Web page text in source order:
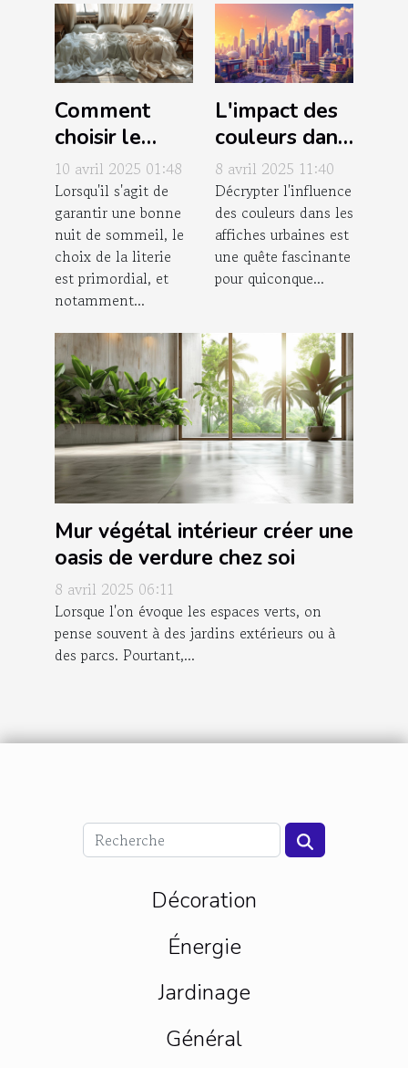
Comment
choisir le
meilleur
grammage
pour votre
housse de
couette en lin
10 avril 2025 01:48
Lorsqu'il s'agit de
garantir une bonne
nuit de sommeil, le
choix de la literie
est primordial, et
notamment...
L'impact des
couleurs dans
les posters de
villes pour
l'ambiance
d'une pièce
8 avril 2025 11:40
Décrypter l'influence
des couleurs dans les
affiches urbaines est
une quête fascinante
pour quiconque...
Mur végétal intérieur créer une
oasis de verdure chez soi
8 avril 2025 06:11
Lorsque l'on évoque les espaces verts, on
pense souvent à des jardins extérieurs ou à
des parcs. Pourtant,...
Décoration
Énergie
Jardinage
Général